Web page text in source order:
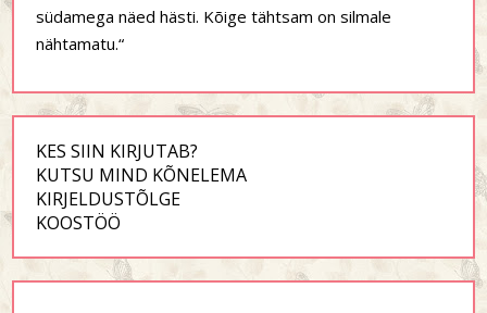
südamega näed hästi. Kõige tähtsam on silmale
nähtamatu.“
KES SIIN KIRJUTAB?
KUTSU MIND KÕNELEMA
KIRJELDUSTÕLGE
KOOSTÖÖ